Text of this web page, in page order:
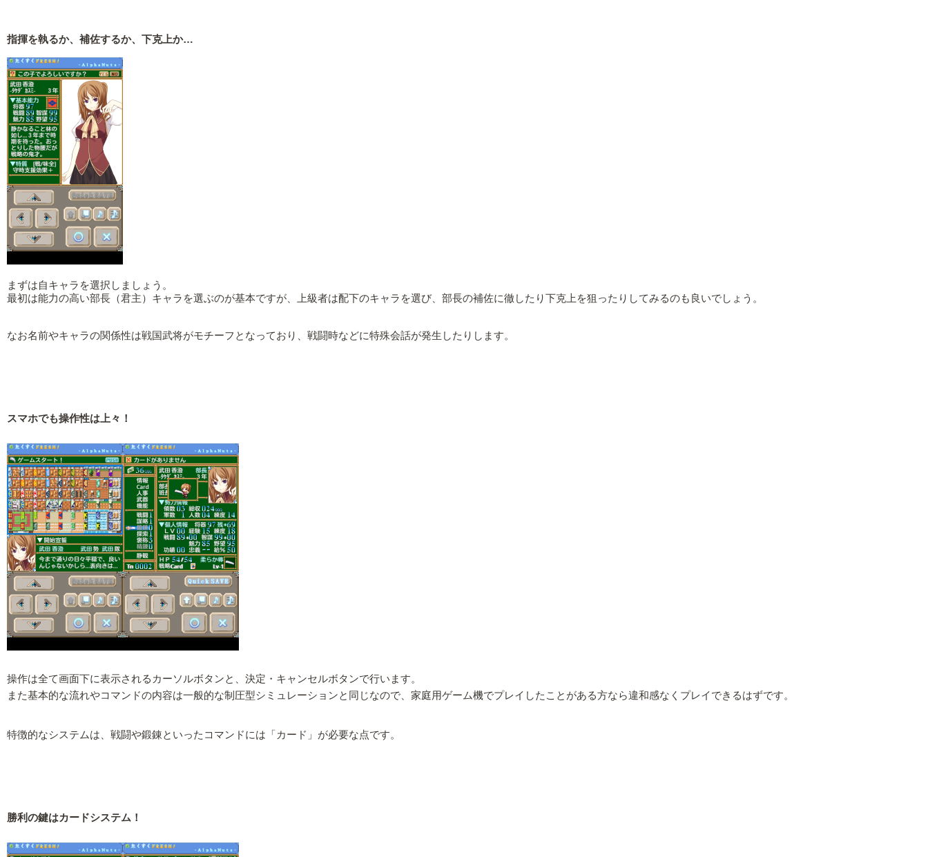
指揮を執るか、補佐するか、下克上か…
まずは自キャラを選択しましょう。
最初は能力の高い部長（君主）キャラを選ぶのが基本ですが、上級者は配下のキャラを選び、部長の補佐に徹したり下克上を狙ったりしてみるのも良いでしょう。
なお名前やキャラの関係性は戦国武将がモチーフとなっており、戦闘時などに特殊会話が発生したりします。
スマホでも操作性は上々！
操作は全て画面下に表示されるカーソルボタンと、決定・キャンセルボタンで行います。
また基本的な流れやコマンドの内容は一般的な制圧型シミュレーションと同じなので、家庭用ゲーム機でプレイしたことがある方なら違和感なくプレイできるはずです。
特徴的なシステムは、戦闘や鍛錬といったコマンドには「カード」が必要な点です。
勝利の鍵はカードシステム！